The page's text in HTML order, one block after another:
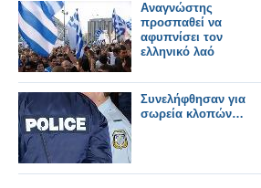
Αναγνώστης
προσπαθεί να
αφυπνίσει τον
ελληνικό λαό
Συνελήφθησαν για
σωρεία κλοπών…